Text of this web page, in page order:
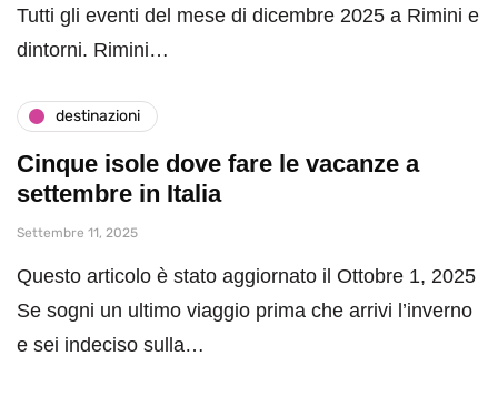
Tutti gli eventi del mese di dicembre 2025 a Rimini e
dintorni. Rimini…
destinazioni
Cinque isole dove fare le vacanze a
settembre in Italia
Settembre 11, 2025
Questo articolo è stato aggiornato il Ottobre 1, 2025
Se sogni un ultimo viaggio prima che arrivi l’inverno
e sei indeciso sulla…